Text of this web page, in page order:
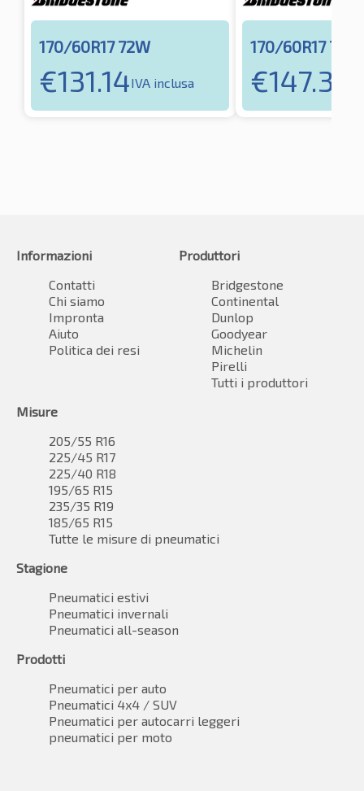
170/60R17 72W
€131.14IVA inclusa
170/60R17 72V
€147.32
Informazioni
Contatti
Chi siamo
Impronta
Aiuto
Politica dei resi
Produttori
Bridgestone
Continental
Dunlop
Goodyear
Michelin
Pirelli
Tutti i produttori
Misure
205/55 R16
225/45 R17
225/40 R18
195/65 R15
235/35 R19
185/65 R15
Tutte le misure di pneumatici
Stagione
Pneumatici estivi
Pneumatici invernali
Pneumatici all-season
Prodotti
Pneumatici per auto
Pneumatici 4x4 / SUV
Pneumatici per autocarri leggeri
pneumatici per moto